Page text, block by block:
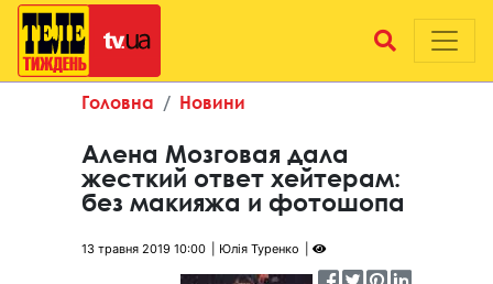
Головна Новини
Алена Мозговая дала
жесткий ответ хейтерам:
без макияжа и фотошопа
13 травня 2019 10:00 Юлія Туренко